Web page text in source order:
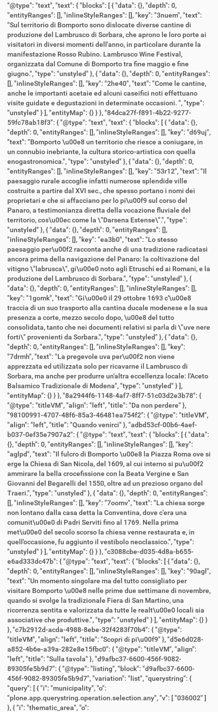
"@type": "text", "text": { "blocks": [ { "data": {}, "depth": 0,
"entityRanges": [], "inlineStyleRanges": [], "key": "3nuem", "text":
"Sul territorio di Bomporto sono dislocate diverse cantine di
produzione del Lambrusco di Sorbara, che aprono le loro porte ai
visitatori in diversi momenti dell'anno, in particolare durante la
manifestazione Rosso Rubino. Lambrusco Wine Festival,
organizzata dal Comune di Bomporto tra fine maggio e fine
giugno.", "type": "unstyled" }, { "data": {}, "depth": 0, "entityRanges":
[], "inlineStyleRanges": [], "key": "2he40", "text": "Come le cantine,
anche le importanti acetaie ed alcuni caseifici noti effettuano
visite guidate e degustazioni in determinate occasioni. ", "type":
"unstyled" } ], "entityMap": {} } }, "84dca27f-f891-4b22-9277-
59fc78ab18f3": { "@type": "text", "text": { "blocks": [ { "data": {},
"depth": 0, "entityRanges": [], "inlineStyleRanges": [], "key": "d69uj",
"text": "Bomporto \u00e8 un territorio che riesce a coniugare, in
un connubio inebriante, la cultura storico-artistica con quella
enogastronomica.", "type": "unstyled" }, { "data": {}, "depth": 0,
"entityRanges": [], "inlineStyleRanges": [], "key": "53r12", "text": "Il
paesaggio rurale accoglie infatti numerose splendide ville
costruite a partire dal XVI sec., che spesso portano i nomi dei
proprietari e che si affacciano per lo pi\u00f9 sul corso del
Panaro, a testimonianza diretta della vocazione fluviale del
territorio, cos\u00ec come la \"Darsena Estense\".", "type":
"unstyled" }, { "data": {}, "depth": 0, "entityRanges": [],
"inlineStyleRanges": [], "key": "ea3b0", "text": "Lo stesso
paesaggio per\u00f2 racconta anche di una tradizione radicatasi
ancora prima della navigazione del Panaro: la coltivazione del
vitigno \"labrusca\", gi\u00e0 noto agli Etruschi ed ai Romani, e la
produzione del Lambrusco di Sorbara.", "type": "unstyled" }, {
"data": {}, "depth": 0, "entityRanges": [], "inlineStyleRanges": [],
"key": "1gomk", "text": "Gi\u00e0 il 29 ottobre 1693 c'\u00e8
traccia di un suo trasporto alla cantina ducale modenese e la sua
presenza a corte, mezzo secolo dopo, \u00e8 del tutto
consolidata, tanto che nei documenti relativi si parla di \"uve nere
forti\" provenienti da Sorbara.", "type": "unstyled" }, { "data": {},
"depth": 0, "entityRanges": [], "inlineStyleRanges": [], "key":
"7drmh", "text": "La pregevole uva per\u00f2 non viene
apprezzata ed utilizzata solo per ricavarne il Lambrusco di
Sorbara, ma anche per produrre un'altra eccellenza locale: l'Aceto
Balsamico Tradizionale di Modena", "type": "unstyled" } ],
"entityMap": {} } }, "8a2944f6-1148-4af7-8ff7-51c03d2e3b78": {
"@type": "titleVM", "align": "left", "title": "Da non perdere" },
"98100991-4707-48f6-85a3-46481ea754f2": { "@type": "titleVM",
"align": "left", "title": "Quando venirci" }, "adbd53cf-00b6-4aef-
b037-0ef35e7907a2": { "@type": "text", "text": { "blocks": [ { "data":
{}, "depth": 0, "entityRanges": [], "inlineStyleRanges": [], "key":
"aglpd", "text": "Il fulcro di Bomporto \u00e8 la Piazza Roma ove si
erge la Chiesa di San Nicola, del 1609, al cui interno si pu\u00f2
ammirare la bella crocefissione con la Beata Vergine e San
Giovanni del Begarelli del 1550, oltre ad un prezioso organo del
Traeri.", "type": "unstyled" }, { "data": {}, "depth": 0, "entityRanges":
[], "inlineStyleRanges": [], "key": "7oomv", "text": "La chiesa sorge
non lontano dalla casa detta la Conventina, dove c'era una
comunit\u00e0 di Padri Serviti fino al 1769. Nella prima
met\u00e0 del secolo scorso la chiesa venne restaurata e, in
quell'occasione, fu aggiunto il vestibolo neoclassico.", "type":
"unstyled" } ], "entityMap": {} } }, "c3088cbe-d035-4d8a-b655-
e6ad333dc47b": { "@type": "text", "text": { "blocks": [ { "data": {},
"depth": 0, "entityRanges": [], "inlineStyleRanges": [], "key": "90agl",
"text": "Un momento singolare ma del tutto consigliato per
visitare Bomporto \u00e8 nelle prime due settimane di novembre,
quando si svolge la tradizionale Fiera di San Martino, una
ricorrenza sentita e valorizzata da tutte le realt\u00e0 locali sia
associative che produttive.", "type": "unstyled" } ], "entityMap": {} }
}, "c7b2912d-acda-4988-8ebe-32f4283f70b4": { "@type":
"titleVM", "align": "left", "title": "Scopri di pi\u00f9" }, "d5e6d028-
a852-4b6e-a39a-282e8e15fbc0": { "@type": "titleVM", "align":
"left", "title": "Sulla tavola" }, "d9afbc37-6600-456f-9082-
89305fe5b9d7": { "@type": "listing", "block": "d9afbc37-6600-
456f-9082-89305fe5b9d7", "variation": "list", "querystring": {
"query": [ { "i": "municipality", "o":
"plone.app.querystring.operation.selection.any", "v": [ "036002" ]
}, { "i": "thematic_area", "o":